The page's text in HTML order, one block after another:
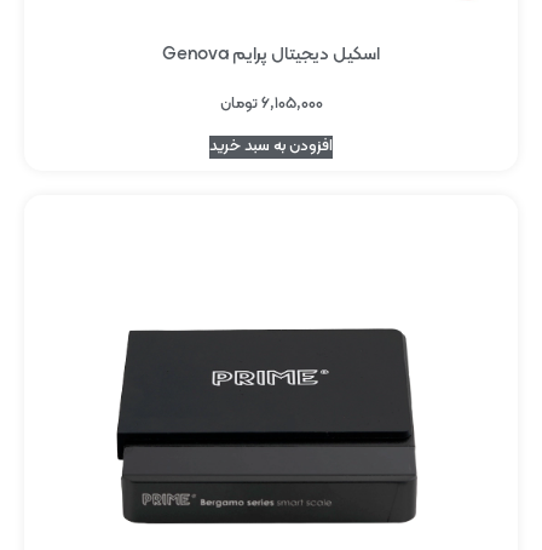
اسکیل دیجیتال پرایم Genova
۶,۱۰۵,۰۰۰تومان
افزودن به سبد خرید